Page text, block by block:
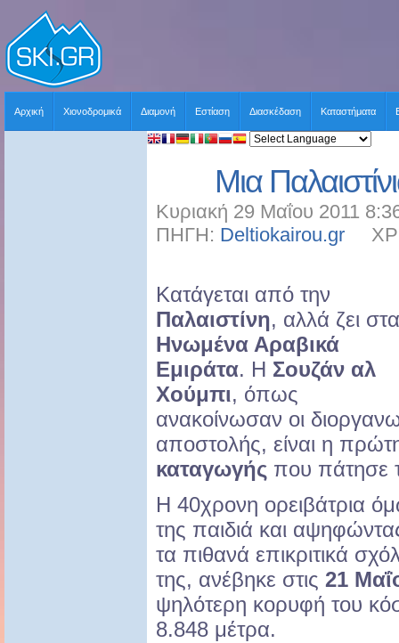
Αρχική Χιονοδρομικά Διαμονή Εστίαση Διασκέδαση Καταστήματα
Μια
Κυριακή 29 Μαΐου 2011
ΠΗΓΗ: Deltiokairou.gr
Κατάγεται από την
Παλαιστίνη, αλλά ζει στα
Ηνωμένα Αραβικά
Εμιράτα. Η Σουζάν αλ
Χούμπι, όπως
ανακοίνωσαν οι
αποστολής, είναι η
καταγωγής που πάτησε
Η 40χρονη ορειβάτρια
της παιδιά και
τα πιθανά επικριτικά
της, ανέβηκε στις 21
ψηλότερη κορυφή του
8.848 μέτρα.